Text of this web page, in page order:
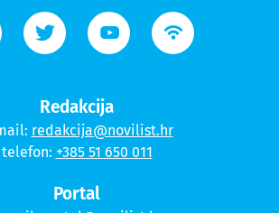
Redakcija
redakcija@novilist.hr
telefon: +385 51 650 011
Portal